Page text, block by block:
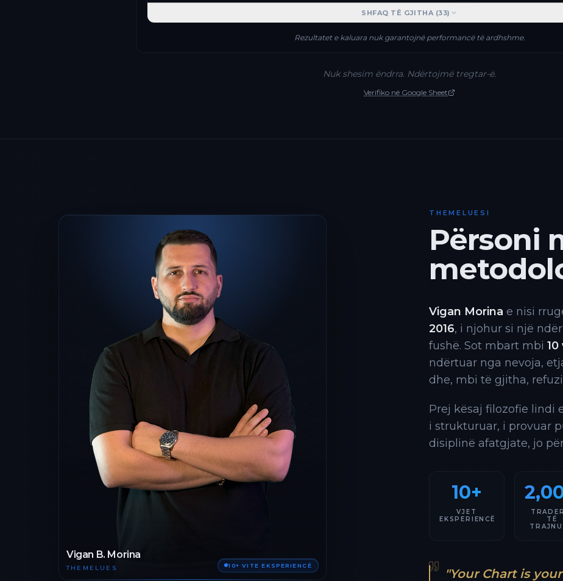
SHFAQ TË GJITHA (33)
Rezultatet e kaluara nuk garantojnë performancë të ardhshme.
Nuk shesim ëndrra. Ndërtojmë tregtar-ë.
Verifiko në Google Sheet
Vigan B. Morina
THEMELUES 10+ VITE EKSPERIENCË
THEMELUESI
Përsoni
Vigan Morina e nisi
2016, i njohur si një
fushë. Sot mbart mbi
ndërtuar nga nevoja,
dhe, mbi të gjitha,
Prej kësaj filozofie lindi
i strukturuar, i provuar
disiplinë afatgjate, jo
10+
VJET
EKSPERIENCË
TË
"Your Chart is